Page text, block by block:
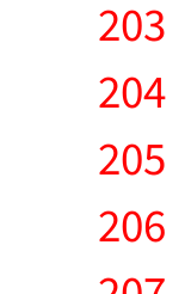
203
204
205
206